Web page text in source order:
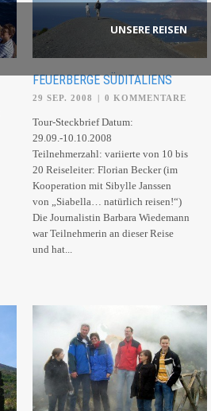
UNSERE REISEN
FEUERBERGE SÜDITALIENS
29 SEP. 2008 | 0 KOMMENTARE
Tour-Steckbrief Datum:
29.09.-10.10.2008
Teilnehmerzahl: variierte von 10 bis
20 Reiseleiter: Florian Becker (im
Kooperation mit Sibylle Janssen
von „Siabella… natürlich reisen!“)
Die Journalistin Barbara Wiedemann
war Teilnehmerin an dieser Reise
und hat...